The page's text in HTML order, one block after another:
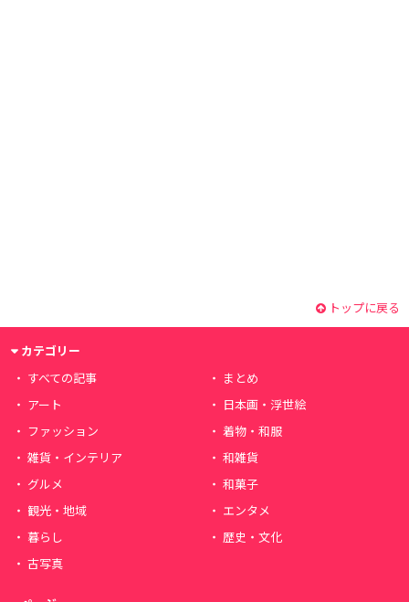
トップに戻る
カテゴリー
すべての記事
まとめ
アート
日本画・浮世絵
ファッション
着物・和服
雑貨・インテリア
和雑貨
グルメ
和菓子
観光・地域
エンタメ
暮らし
歴史・文化
古写真